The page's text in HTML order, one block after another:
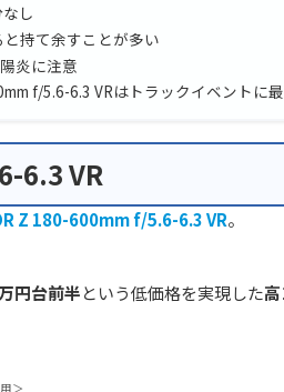
し
持て余すことが多い
炎に注意
f/5.6-6.3 VRはトラックイベントに
6.3 VR
Z 180-600mm f/5.6-6.3 VR。
円台前半という低価格を実現した
＞